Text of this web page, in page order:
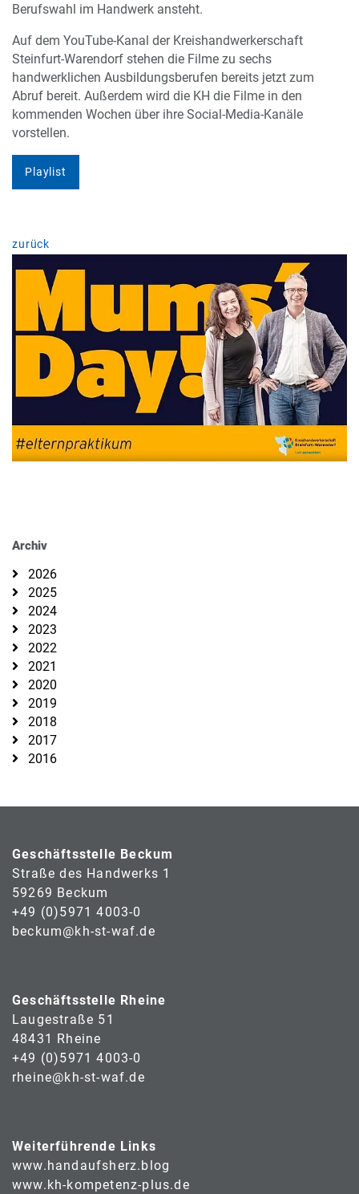
Berufswahl im Handwerk ansteht.
Auf dem YouTube-Kanal der Kreishandwerkerschaft
Steinfurt-Warendorf stehen die Filme zu sechs
handwerklichen Ausbildungsberufen bereits jetzt zum
Abruf bereit. Außerdem wird die KH die Filme in den
kommenden Wochen über ihre Social-Media-Kanäle
vorstellen.
Playlist
zurück
Archiv
2026
2025
2024
2023
2022
2021
2020
2019
2018
2017
2016
Geschäftsstelle Beckum
Straße des Handwerks 1
59269 Beckum
+49 (0)5971 4003-0
beckum@kh-st-waf.de
Geschäftsstelle Rheine
Laugestraße 51
48431 Rheine
+49 (0)5971 4003-0
rheine@kh-st-waf.de
Weiterführende Links
www.handaufsherz.blog
www.kh-kompetenz-plus.de